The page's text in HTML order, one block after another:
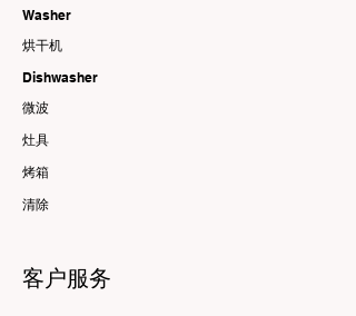
Washer
烘干机
Dishwasher
微波
灶具
烤箱
清除
客户服务